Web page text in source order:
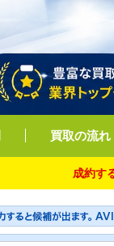
買取の流れ
成約すると利益